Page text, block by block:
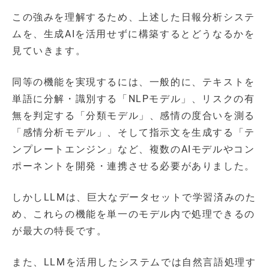
この強みを理解するため、上述した日報分析システ
ムを、生成AIを活用せずに構築するとどうなるかを
見ていきます。
同等の機能を実現するには、一般的に、テキストを
単語に分解・識別する「NLPモデル」、リスクの有
無を判定する「分類モデル」、感情の度合いを測る
「感情分析モデル」、そして指示文を生成する「テ
ンプレートエンジン」など、複数のAIモデルやコン
ポーネントを開発・連携させる必要がありました。
しかしLLMは、巨大なデータセットで学習済みのた
め、これらの機能を単一のモデル内で処理できるの
が最大の特長です。
また、LLMを活用したシステムでは自然言語処理す